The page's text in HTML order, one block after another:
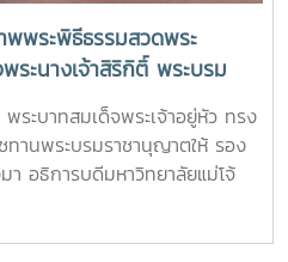
พพระพิธีธรรมสวดพระ
ระนางเจ้าสิริกิติ์ พระบรม
นปีหลวง พร้อมเข้ากราบ
ะเจ้าลูกเธอ เจ้าฟ้าพัชรกิติยา
ลวงราชสาริณีสิริพัชร มหา
ะบาทสมเด็จพระเจ้าอยู่หัว ทรง
ทานพระบรมราชานุญาตให้ รอง
า อธิการบดีมหาวิทยาลัยแม่โจ้
เจ้าภาพพระพิธีธรรมสวดพระ